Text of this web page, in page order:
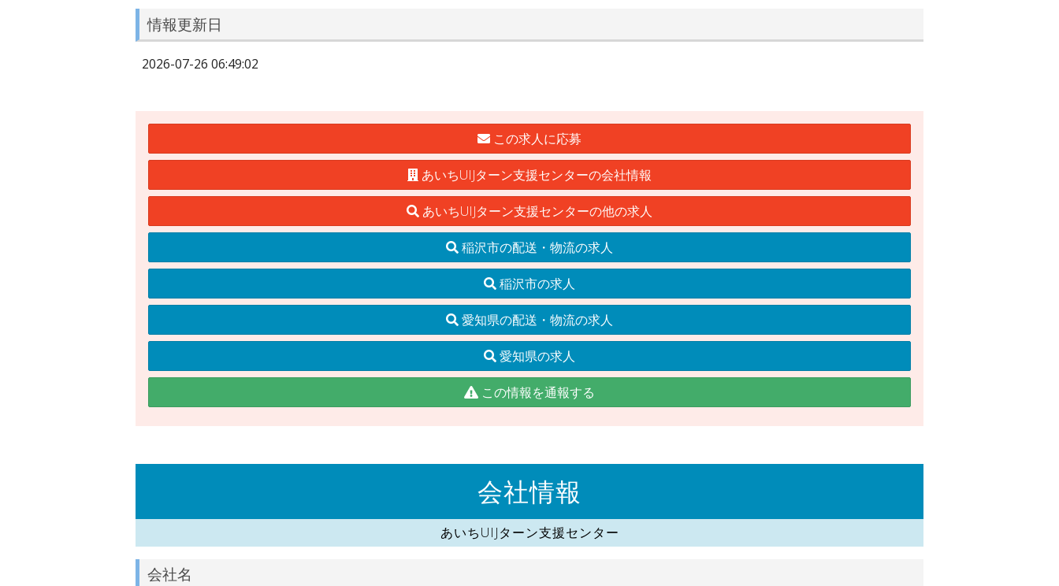
情報更新日
2026-07-26 06:49:02
この求人に応募
あいちUIJターン支援センターの会社情報
あいちUIJターン支援センターの他の求人
稲沢市の配送・物流の求人
稲沢市の求人
愛知県の配送・物流の求人
愛知県の求人
この情報を通報する
会社情報
あいちUIJターン支援センター
会社名